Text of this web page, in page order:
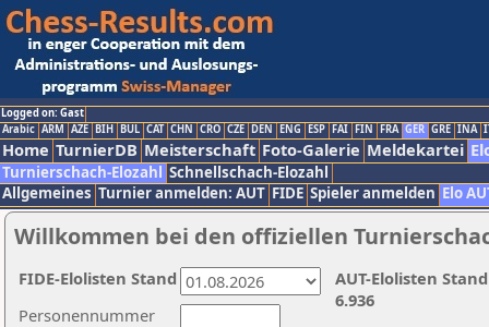
Logged on: Gast
Arabic ARM AZE BIH BUL CAT CHN CRO CZE DEN ENG ESP FAI FIN FRA GER GRE INA
Home TurnierDB Meisterschaft Foto-Galerie Meldekartei
Turnierschach-Elozahl Schnellschach-Elozahl
Allgemeines Turnier anmelden: AUT FIDE Spieler anmelden Elo
Willkommen bei den offiziellen
Personennummer
AUT-Elolisten
6.936
FIDE-Elolisten Stand